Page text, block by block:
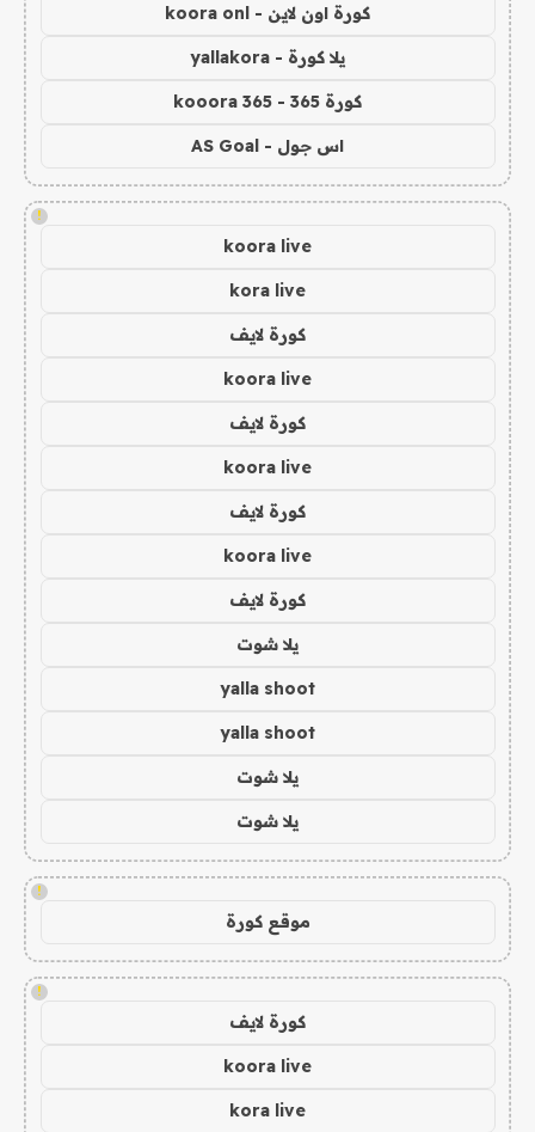
كورة اون لاين - koora onl
يلا كورة - yallakora
كورة 365 - kooora 365
اس جول - AS Goal
!
koora live
kora live
كورة لايف
koora live
كورة لايف
koora live
كورة لايف
koora live
كورة لايف
يلا شوت
yalla shoot
yalla shoot
يلا شوت
يلا شوت
!
موقع كورة
!
كورة لايف
koora live
kora live